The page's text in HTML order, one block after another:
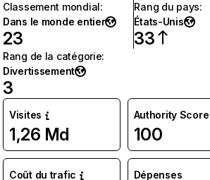
Classement mondial:
Dans le monde entier
23
Rang du pays:
États-Unis
33
Rang de la catégorie:
Divertissement
3
Visites
1,26 Md
Authority Score
100
Coût du trafic
Dépenses